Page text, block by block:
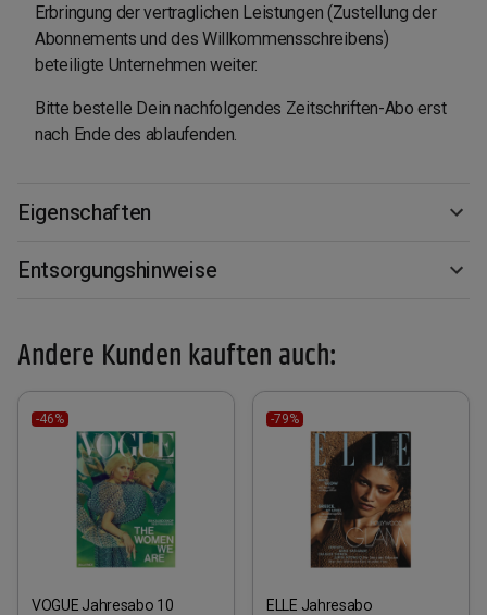
Erbringung der vertraglichen Leistungen (Zustellung der
Abonnements und des Willkommensschreibens)
beteiligte Unternehmen weiter.
Bitte bestelle Dein nachfolgendes Zeitschriften-Abo erst
nach Ende des ablaufenden.
Eigenschaften
Entsorgungshinweise
Andere Kunden kauften auch:
-46%
VOGUE Jahresabo 10
-79%
ELLE Jahresabo